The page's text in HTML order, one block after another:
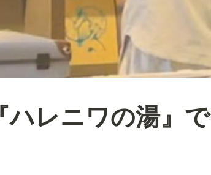
ハレニワの湯』